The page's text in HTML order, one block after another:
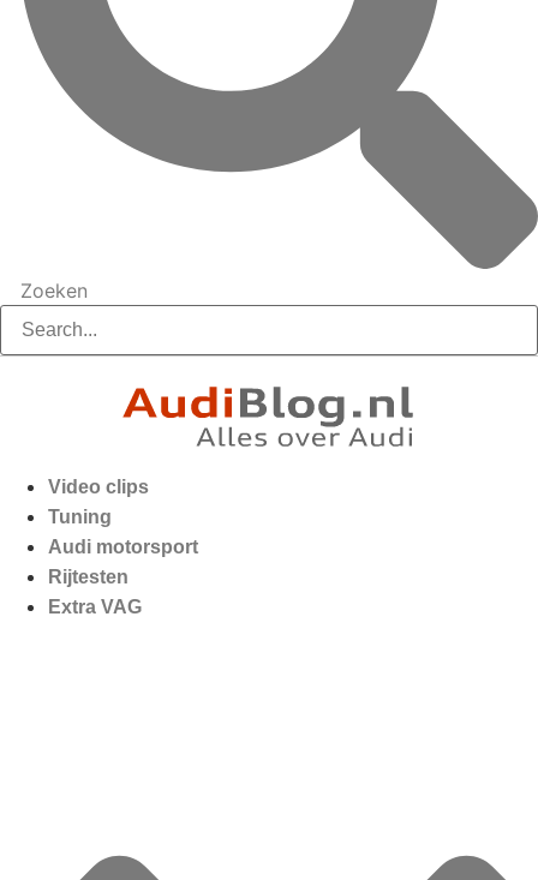
Zoeken
Video clips
Tuning
Audi motorsport
Rijtesten
Extra VAG